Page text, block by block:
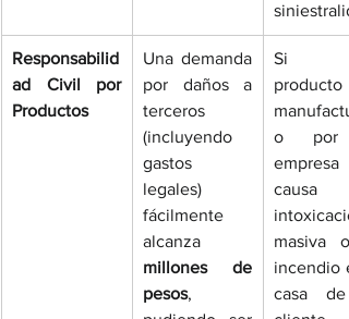
Responsabilid
ad Civil por
Productos
Una demanda
por daños a
terceros
(incluyendo
gastos
legales)
fácilmente
millones de
pesos,
Si
producto
o por
empresa
causa
masiva
incendio
casa de